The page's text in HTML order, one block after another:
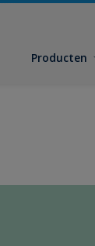
Producten